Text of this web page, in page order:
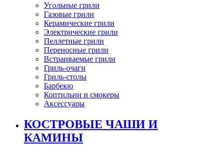
Угольные грили
Газовые грили
Керамические грили
Электрические грили
Пеллетные грили
Переносные грили
Встраиваемые грили
Гриль-очаги
Гриль-столы
Барбекю
Коптильни и смокеры
Аксессуары
КОСТРОВЫЕ ЧАШИ И
КАМИНЫ